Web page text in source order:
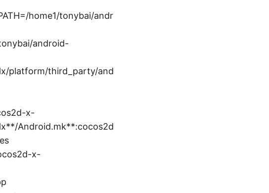
home1/tonybai/andr
android-
platform/third_party/and
x-
Android.mk**:cocos2d
x-